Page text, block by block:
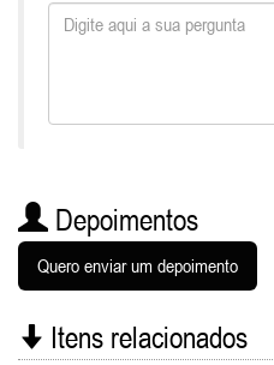
Depoimentos
Quero enviar um depoimento
Itens relacionados